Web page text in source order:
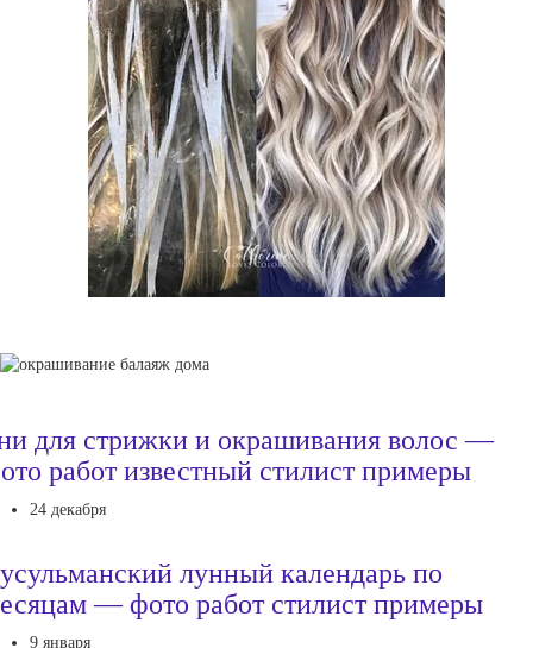
для стрижки и окрашивания волос —
работ известный стилист примеры
24 декабря
лунный календарь по
— фото работ стилист примеры
9 января